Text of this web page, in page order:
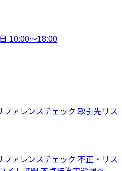
10:00〜18:00
ファレンスチェック 取引先リス
ファレンスチェック 不正・リス